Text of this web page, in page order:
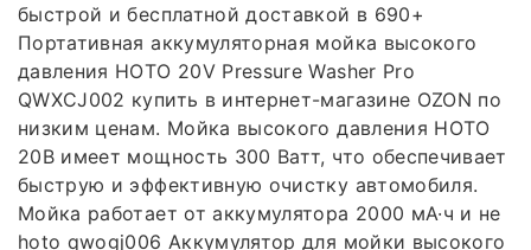
быстрой и бесплатной доставкой в 690+
Портативная аккумуляторная мойка высокого
давления HOTO 20V Pressure Washer Pro
QWXCJ002 купить в интернет-магазине OZON по
низким ценам. Мойка высокого давления HOTO
20В имеет мощность 300 Ватт, что обеспечивает
быструю и эффективную очистку автомобиля.
Мойка работает от аккумулятора 2000 мА·ч и не
hoto qwogj006 Аккумулятор для мойки высокого